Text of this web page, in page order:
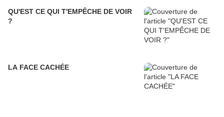
QU'EST CE QUI T'EMPÊCHE DE VOIR
?
LA FACE CACHÉE